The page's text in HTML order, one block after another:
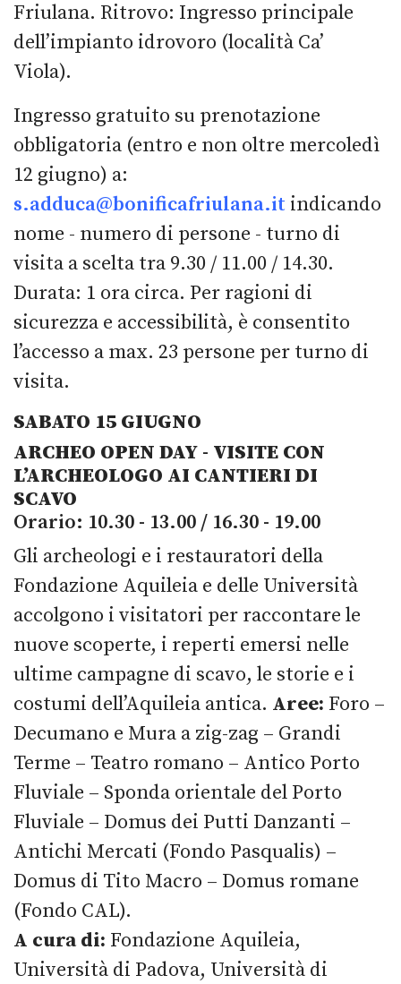
Friulana. Ritrovo: Ingresso principale
dell’impianto idrovoro (località Ca’
Viola).
Ingresso gratuito su prenotazione
obbligatoria (entro e non oltre mercoledì
12 giugno) a:
s.adduca@bonificafriulana.it indicando
nome - numero di persone - turno di
visita a scelta tra 9.30 / 11.00 / 14.30.
Durata: 1 ora circa. Per ragioni di
sicurezza e accessibilità, è consentito
l’accesso a max. 23 persone per turno di
visita.
SABATO 15 GIUGNO
ARCHEO OPEN DAY - VISITE CON
L’ARCHEOLOGO AI CANTIERI DI
SCAVO
Orario: 10.30 - 13.00 / 16.30 - 19.00
Gli archeologi e i restauratori della
Fondazione Aquileia e delle Università
accolgono i visitatori per raccontare le
nuove scoperte, i reperti emersi nelle
ultime campagne di scavo, le storie e i
costumi dell’Aquileia antica. Aree: Foro –
Decumano e Mura a zig-zag – Grandi
Terme – Teatro romano – Antico Porto
Fluviale – Sponda orientale del Porto
Fluviale – Domus dei Putti Danzanti –
Antichi Mercati (Fondo Pasqualis) –
Domus di Tito Macro – Domus romane
(Fondo CAL).
A cura di: Fondazione Aquileia,
Università di Padova, Università di